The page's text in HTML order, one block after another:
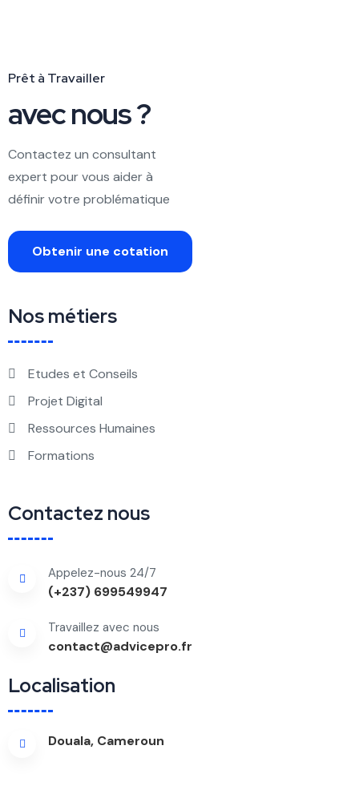
Prêt à Travailler
avec nous ?
Contactez un consultant
expert pour vous aider à
définir votre problématique
Obtenir une cotation
Nos métiers
Etudes et Conseils
Projet Digital
Ressources Humaines
Formations
Contactez nous
Appelez-nous 24/7
(+237) 699549947
Travaillez avec nous
contact@advicepro.fr
Localisation
Douala, Cameroun